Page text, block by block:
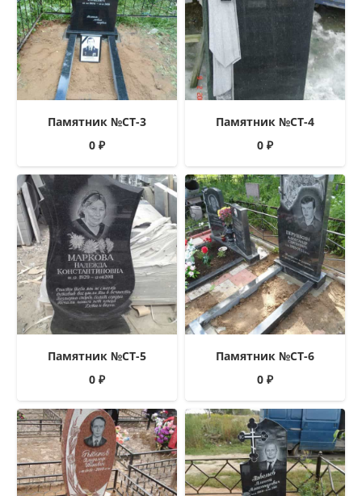
Памятник №СТ-3
0 ₽
Памятник №СТ-4
0 ₽
Памятник №СТ-5
0 ₽
Памятник №СТ-6
0 ₽